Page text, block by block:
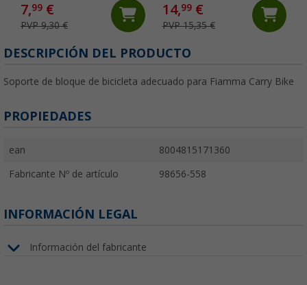
7,99 €
PVP 9,30 €
14,99€
PVP 15,35 €
DESCRIPCIÓN DEL PRODUCTO
Soporte de bloque de bicicleta adecuado para Fiamma Carry Bike
PROPIEDADES
ean 8004815171360
Fabricante Nº de artículo 98656-558
INFORMACIÓN LEGAL
Información del fabricante